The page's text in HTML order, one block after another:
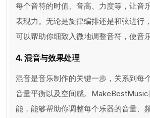
每个音符的时值、音高、力度等，让音
表现力。无论是旋律编排还是和弦进行
可以帮助你细致入微地调整音符，使音
4. 混音与效果处理
混音是音乐制作的关键一步，关系到每
音量平衡以及空间感。MakeBestMusic
能，能够帮助你调整每个乐器的音量、